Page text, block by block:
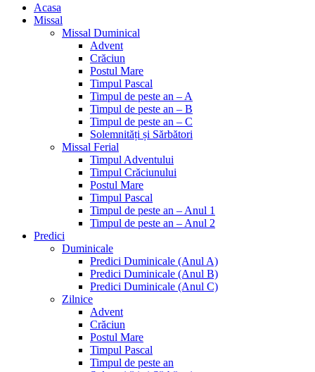
Acasa
Missal
Missal Duminical
Advent
Crăciun
Postul Mare
Timpul Pascal
Timpul de peste an – A
Timpul de peste an – B
Timpul de peste an – C
Solemnități și Sărbători
Missal Ferial
Timpul Adventului
Timpul Crăciunului
Postul Mare
Timpul Pascal
Timpul de peste an – Anul 1
Timpul de peste an – Anul 2
Predici
Duminicale
Predici Duminicale (Anul A)
Predici Duminicale (Anul B)
Predici Duminicale (Anul C)
Zilnice
Advent
Crăciun
Postul Mare
Timpul Pascal
Timpul de peste an